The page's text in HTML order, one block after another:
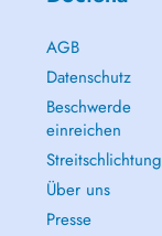
AGB
Datenschutz
Beschwerde
einreichen
Streitschlichtung
Über uns
Presse